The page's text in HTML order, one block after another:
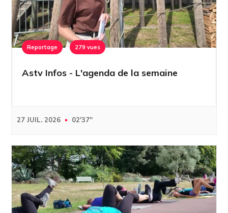
Reportage 279 vues
Astv Infos - L'agenda de la semaine
27 JUIL. 2026 02'37''